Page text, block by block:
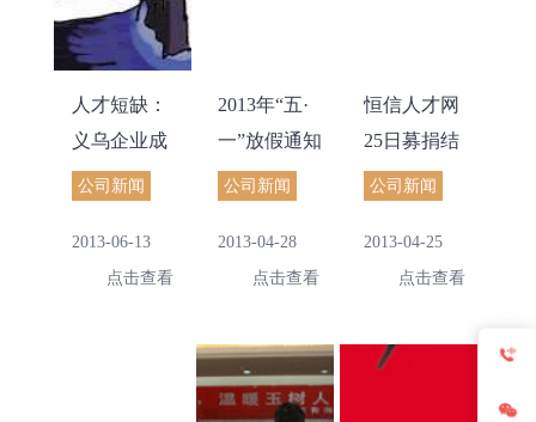
人才短缺：
义乌企业成
长中的烦恼
公司新闻
2013-06-13
点击查看
2013年“五·
一”放假通知
公司新闻
2013-04-28
点击查看
恒信人才网
25日募捐结
果报告
公司新闻
2013-04-25
点击查看